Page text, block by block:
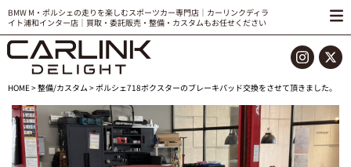
BMW M・ポルシェの走りを楽しむスポーツカー専門店｜カーリンクディラ
イト浦和インター店｜買取・委託販売・整備・カスタムもお任せください
HOME>整備/カスタム> ポルシェ718ボクスターのブレーキパッド交換をさせて頂きました。